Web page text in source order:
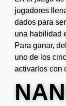
jugadores
dados para
una habilidad
Para ganar,
uno de los
activarlos con